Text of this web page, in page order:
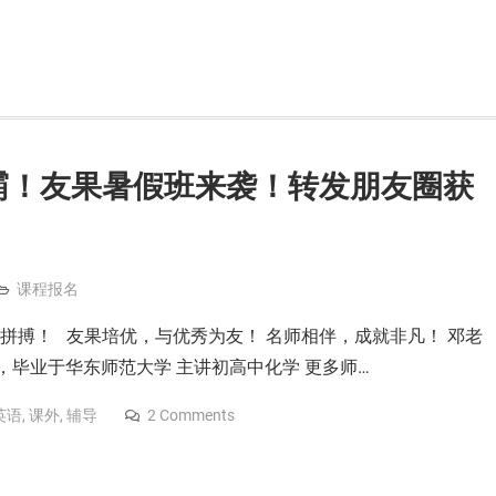
友果暑假班来袭！转发朋友圈获
课程报名
搏！ 友果培优，与优秀为友！ 名师相伴，成就非凡！ 邓老
毕业于华东师范大学 主讲初高中化学 更多师…
语, 课外, 辅导 2 Comments